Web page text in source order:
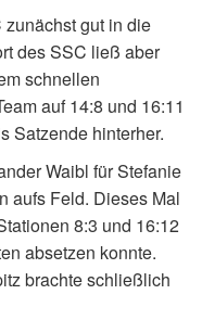
gut in die
des SSC ließ aber
schnellen
auf 14:8 und 16:11
Satzende hinterher.
Waibl für Stefanie
aufs Feld. Dieses Mal
8:3 und 16:12
absetzen konnte.
brachte schließlich